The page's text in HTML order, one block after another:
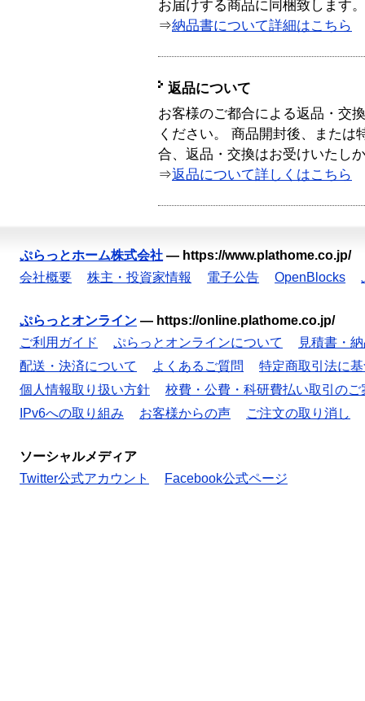
お届けする商品に同梱致します。
⇒納品書について詳細はこちら
返品について
お客様のご都合による返品・交
ください。 商品開封後、または
合、返品・交換はお受けいたし
⇒返品について詳しくはこちら
ぷらっとホーム株式会社 — https://www.plathome.co.jp/
会社概要
株主・投資家情報 電子公告 OpenBlocks
ぷらっとオンライン — https://online.plathome.co.jp/
ご利用ガイド
ぷらっとオンラインについて
見積書・
配送・決済について
よくあるご質問
特定商取引法に
個人情報取り扱い方針
校費・公費・科研費払い取引のご
IPv6への取り組み
お客様からの声 ご注文の取り消し
ソーシャルメディア
Twitter公式アカウント
Facebook公式ページ